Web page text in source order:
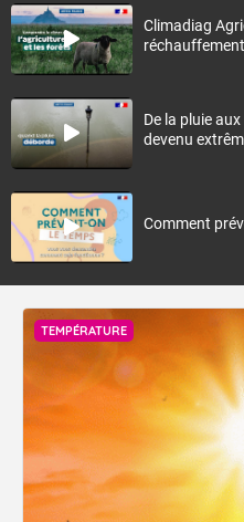
Climadiag
De la pluie
devenu
Comment
TEMPÉRATURE